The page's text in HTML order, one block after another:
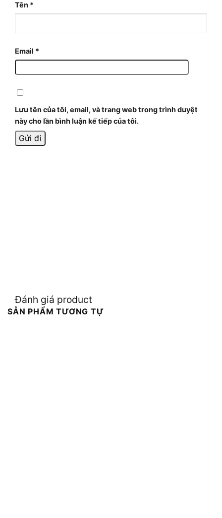
Tên *
Email *
Lưu tên của tôi, email, và trang web trong trình duyệt
này cho lần bình luận kế tiếp của tôi.
Đánh giá product
SẢN PHẨM TƯƠNG TỰ